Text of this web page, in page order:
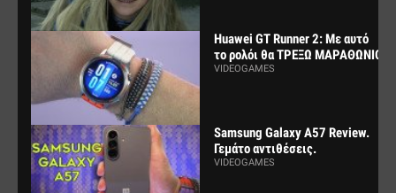
Huawei GT Runner 2: Με αυτό
το ρολόι θα ΤΡΕΞΩ ΜΑΡΑΘΩΝΙΟ
VIDEOGAMES
Samsung Galaxy A57 Review.
Γεμάτο αντιθέσεις.
VIDEOGAMES